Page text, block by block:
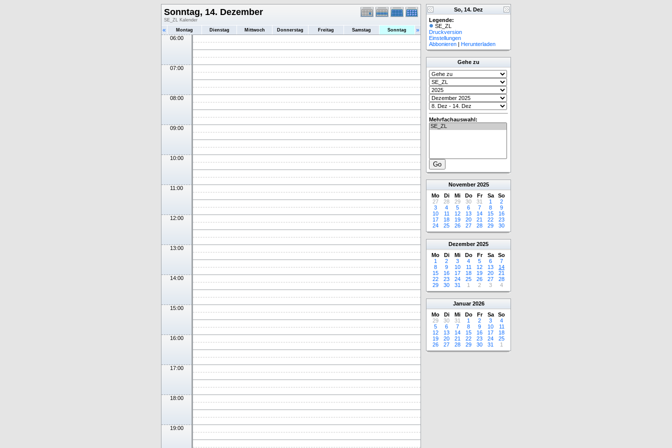
Sonntag, 14. Dezember
SE_ZL Kalender
« Montag Dienstag Mittwoch Donnerstag Freitag Samstag Sonntag »
06:00
07:00
08:00
09:00
10:00
11:00
12:00
13:00
14:00
15:00
16:00
17:00
18:00
19:00
So, 14. Dez
Legende:
SE_ZL
Druckversion
Einstellungen
Abbonieren | Herunterladen
Gehe zu
Mehrfachauswahl:
November 2025
Mo
Di Mi Do Fr Sa
So
27
28 29 30 31 1
2
3
4 5 6 7 8
9
10
11 12 13 14 15
16
17
18 19 20 21 22
23
24
25 26 27 28 29 30
Dezember 2025
Mo
Di Mi Do Fr Sa
So
1
2 3 4 5 6
7
8
9 10 11 12 13
14
15
16 17 18 19 20
21
22
23 24 25 26 27
28
29
30 31 1 2 3 4
Januar 2026
Mo
Di Mi Do Fr Sa
So
29
30 31 1 2 3
4
5
6 7 8 9 10
11
12
13 14 15 16 17
18
19
20 21 22 23 24
25
26
27 28 29 30 31 1